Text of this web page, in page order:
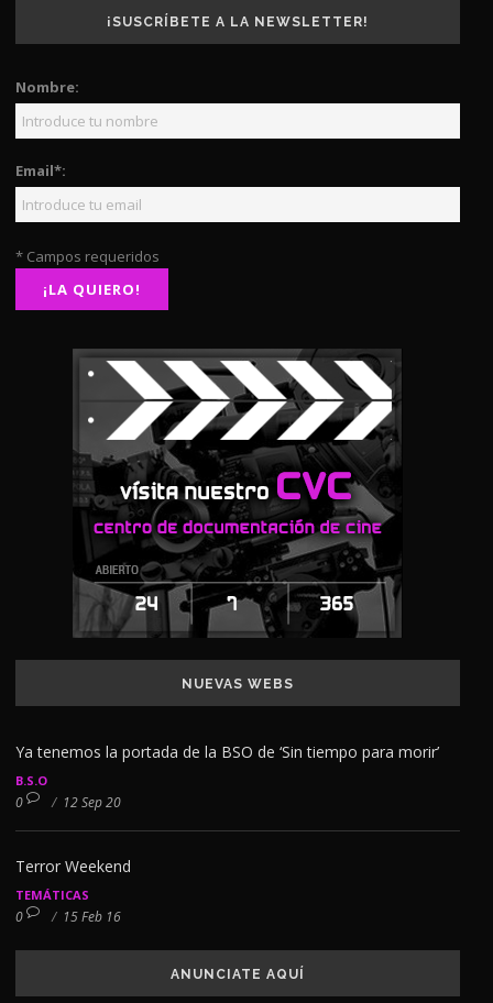
¡SUSCRÍBETE A LA NEWSLETTER!
Nombre:
Email*:
* Campos requeridos
NUEVAS WEBS
Ya tenemos la portada de la BSO de ‘Sin tiempo para morir’
B.S.O
0 / 12 Sep 20
Terror Weekend
TEMÁTICAS
0 / 15 Feb 16
ANUNCIATE AQUÍ